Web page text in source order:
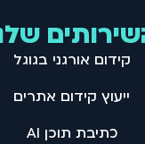
קידום אורגני בגוגל
ייעוץ קידום אתרים
כתיבת תוכן AI